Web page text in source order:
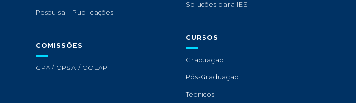
Pesquisa - Publicações
COMISSÕES
CPA / CPSA / COLAP
Soluções para IES
CURSOS
Graduação
Pós-Graduação
Técnicos